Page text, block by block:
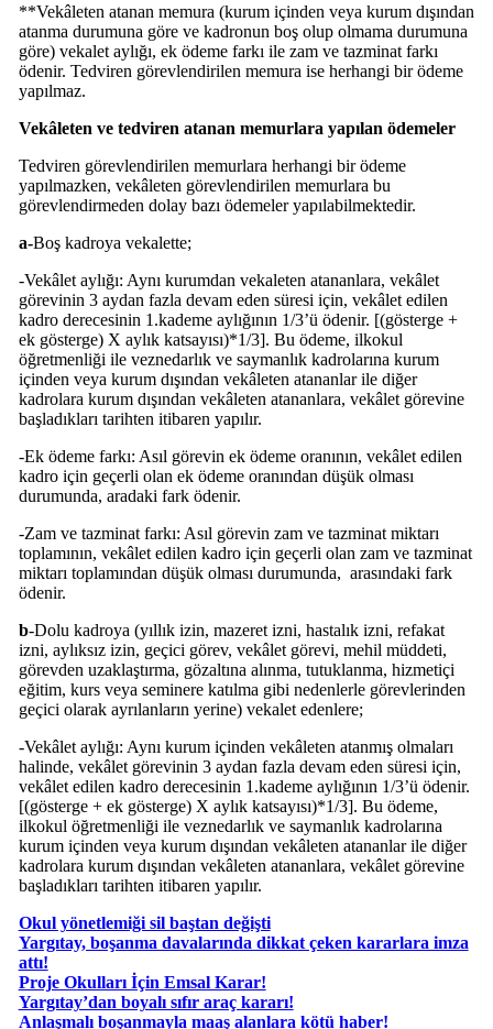
**Vekâleten atanan memura (kurum içinden veya kurum dışından
atanma durumuna göre ve kadronun boş olup olmama durumuna
göre) vekalet aylığı, ek ödeme farkı ile zam ve tazminat farkı
ödenir. Tedviren görevlendirilen memura ise herhangi bir ödeme
yapılmaz.
Vekâleten ve tedviren atanan memurlara yapılan ödemeler
Tedviren görevlendirilen memurlara herhangi bir ödeme
yapılmazken, vekâleten görevlendirilen memurlara bu
görevlendirmeden dolay bazı ödemeler yapılabilmektedir.
a-Boş kadroya vekalette;
-Vekâlet aylığı: Aynı kurumdan vekaleten atananlara, vekâlet
görevinin 3 aydan fazla devam eden süresi için, vekâlet edilen
kadro derecesinin 1.kademe aylığının 1/3’ü ödenir. [(gösterge +
ek gösterge) X aylık katsayısı)*1/3]. Bu ödeme, ilkokul
öğretmenliği ile veznedarlık ve saymanlık kadrolarına kurum
içinden veya kurum dışından vekâleten atananlar ile diğer
kadrolara kurum dışından vekâleten atananlara, vekâlet görevine
başladıkları tarihten itibaren yapılır.
-Ek ödeme farkı: Asıl görevin ek ödeme oranının, vekâlet edilen
kadro için geçerli olan ek ödeme oranından düşük olması
durumunda, aradaki fark ödenir.
-Zam ve tazminat farkı: Asıl görevin zam ve tazminat miktarı
toplamının, vekâlet edilen kadro için geçerli olan zam ve tazminat
miktarı toplamından düşük olması durumunda, arasındaki fark
ödenir.
b-Dolu kadroya (yıllık izin, mazeret izni, hastalık izni, refakat
izni, aylıksız izin, geçici görev, vekâlet görevi, mehil müddeti,
görevden uzaklaştırma, gözaltına alınma, tutuklanma, hizmetiçi
eğitim, kurs veya seminere katılma gibi nedenlerle görevlerinden
geçici olarak ayrılanların yerine) vekalet edenlere;
-Vekâlet aylığı: Aynı kurum içinden vekâleten atanmış olmaları
halinde, vekâlet görevinin 3 aydan fazla devam eden süresi için,
vekâlet edilen kadro derecesinin 1.kademe aylığının 1/3’ü ödenir.
[(gösterge + ek gösterge) X aylık katsayısı)*1/3]. Bu ödeme,
ilkokul öğretmenliği ile veznedarlık ve saymanlık kadrolarına
kurum içinden veya kurum dışından vekâleten atananlar ile diğer
kadrolara kurum dışından vekâleten atananlara, vekâlet görevine
başladıkları tarihten itibaren yapılır.
Okul yönetlemiği sil baştan değişti
Yargıtay, boşanma davalarında dikkat çeken kararlara imza
attı!
Proje Okulları İçin Emsal Karar!
Yargıtay’dan boyalı sıfır araç kararı!
Anlaşmalı boşanmayla maaş alanlara kötü haber!